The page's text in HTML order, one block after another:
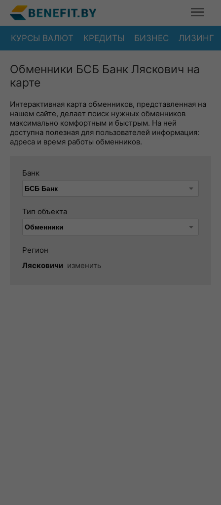
КУРСЫ ВАЛЮТ КРЕДИТЫ БИЗНЕС ЛИЗИНГ
Обменники БСБ Банк Ляскович на
карте
Интерактивная карта обменников, представленная на
нашем сайте, делает поиск нужных обменников
максимально комфортным и быстрым. На ней
доступна полезная для пользователей информация:
адреса и время работы обменников.
Банк
Тип объекта
Регион
Лясковичи изменить